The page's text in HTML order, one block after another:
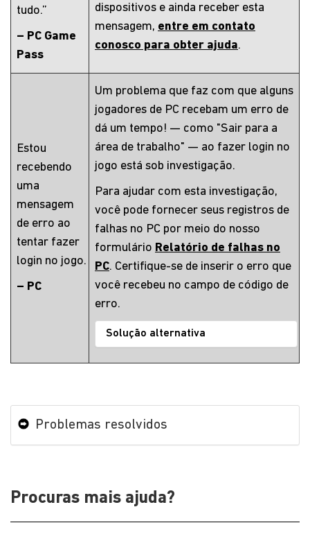
tudo.”
– PC Game
Pass
dispositivos e ainda receber esta
mensagem, entre em contato
conosco para obter ajuda.
Estou
recebendo
uma
mensagem
de erro ao
tentar fazer
login no jogo.
– PC
Um problema que faz com que alguns
jogadores de PC recebam um erro de
dá um tempo! — como "Sair para a
área de trabalho" — ao fazer login no
jogo está sob investigação.
Para ajudar com esta investigação,
você pode fornecer seus registros de
falhas no PC por meio do nosso
formulário Relatório de falhas no
PC. Certifique-se de inserir o erro que
você recebeu no campo de código de
erro.
Solução alternativa
Problemas resolvidos
Procuras mais ajuda?